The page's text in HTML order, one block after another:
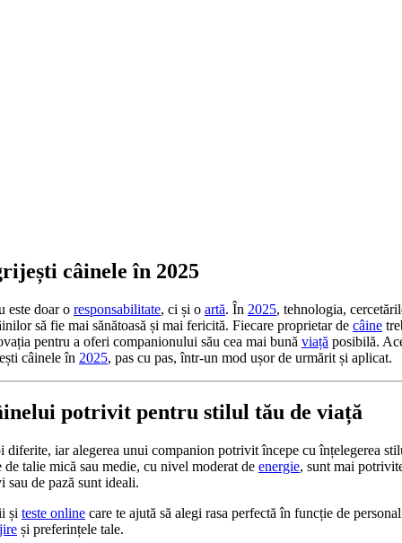
câinele în 2025
este doar o responsabilitate, ci și o artă. În 2025, tehnologia,
să fie mai sănătoasă și mai fericită. Fiecare proprietar de câine
pentru a oferi companionului său cea mai bună viață posibilă.
câinele în 2025, pas cu pas, într-un mod ușor de urmărit și aplicat.
potrivit pentru stilul tău de viață
diferite, iar alegerea unui companion potrivit începe cu înțelegerea
talie mică sau medie, cu nivel moderat de energie, sunt mai
sau de pază sunt ideali.
și teste online care te ajută să alegi rasa perfectă în funcție de
și preferințele tale.